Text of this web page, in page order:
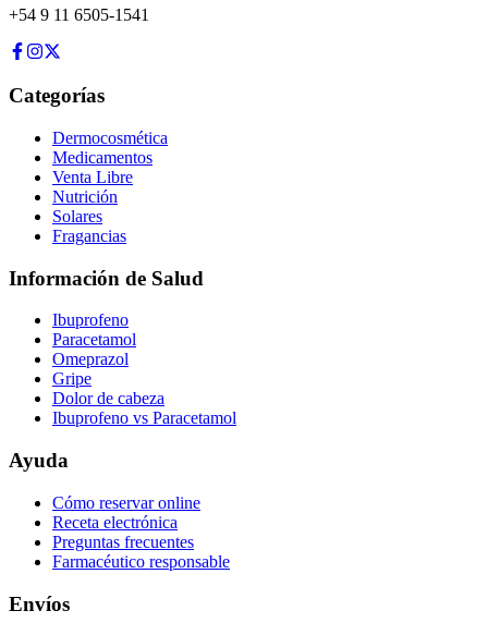
+54 9 11 6505-1541
Categorías
Dermocosmética
Medicamentos
Venta Libre
Nutrición
Solares
Fragancias
Información de Salud
Ibuprofeno
Paracetamol
Omeprazol
Gripe
Dolor de cabeza
Ibuprofeno vs Paracetamol
Ayuda
Cómo reservar online
Receta electrónica
Preguntas frecuentes
Farmacéutico responsable
Envíos